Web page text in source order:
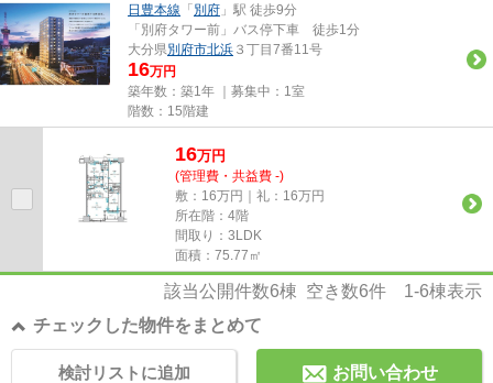
日豊本線 「 別府 」駅 徒歩9分
「別府タワー前」バス停下車 徒歩1分
大分県別府市北浜 ３丁目7番11号
16万円
築年数：築1年 ｜募集中： 1室
階数：15階建
16万円
(管理費・共益費 -)
敷：16万円｜礼：16万円
所在階：4階
間取り：3LDK
面積：75.77㎡
該当公開件数6棟 空き数6件 1-6棟表示
チェックした物件をまとめて
お問い合わせ
検討リストに追加